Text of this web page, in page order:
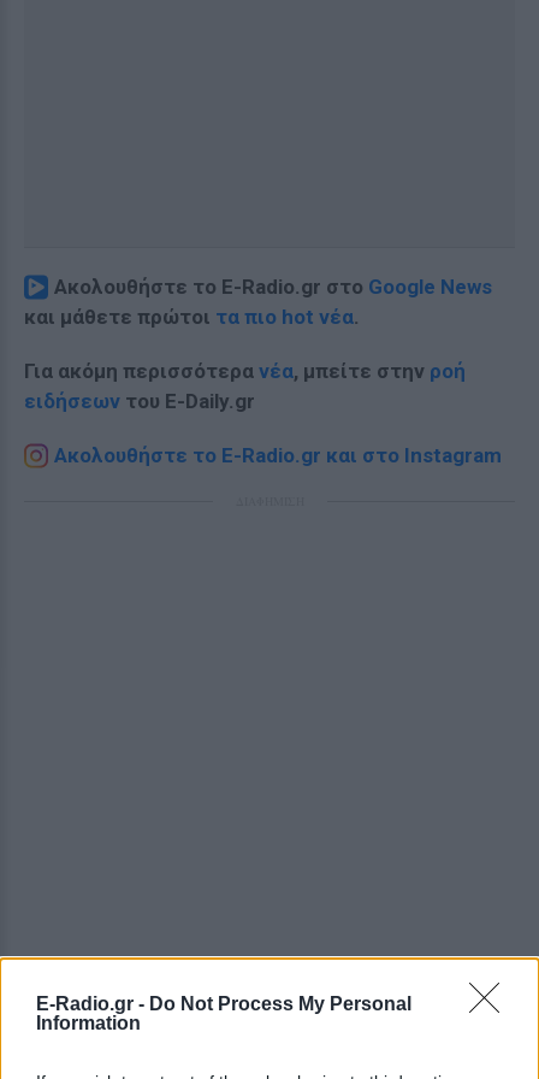
E-Radio.gr - Do Not Process My Personal
Information
Ακολουθήστε το E-Radio.gr στο Google News
και μάθετε πρώτοι τα πιο hot νέα.
Για ακόμη περισσότερα νέα, μπείτε στην ροή
ειδήσεων του E-Daily.gr
Ακολουθήστε το E-Radio.gr και στο Instagram